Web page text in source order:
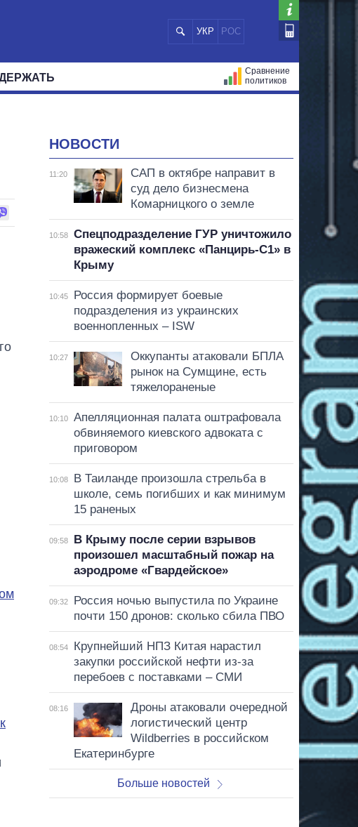
УКР РОС
Сравнение
политиков
НОВОСТИ
11:20
САП в октябре направит в
суд дело бизнесмена
Комарницкого о земле
10:58
Спецподразделение ГУР уничтожило
вражеский комплекс «Панцирь-С1» в
Крыму
10:45
Россия формирует боевые
подразделения из украинских
военнопленных – ISW
10:27
Оккупанты атаковали БПЛА
рынок на Сумщине, есть
тяжелораненые
10:10
Апелляционная палата оштрафовала
обвиняемого киевского адвоката с
приговором
10:08
В Таиланде произошла стрельба в
школе, семь погибших и как минимум
15 раненых
09:58
В Крыму после серии взрывов
произошел масштабный пожар на
аэродроме «Гвардейское»
09:32
Россия ночью выпустила по Украине
почти 150 дронов: сколько сбила ПВО
08:54
Крупнейший НПЗ Китая нарастил
закупки российской нефти из-за
перебоев с поставками – СМИ
08:16
Дроны атаковали очередной
логистический центр
Wildberries в российском
Екатеринбурге
Больше новостей